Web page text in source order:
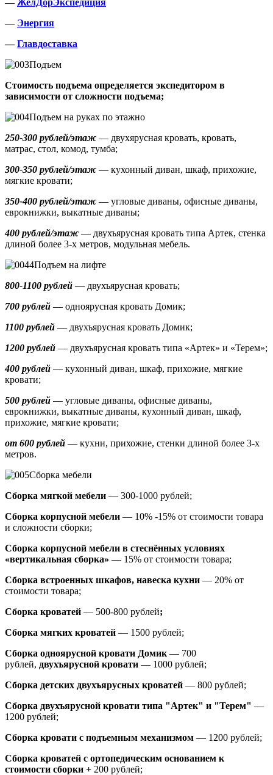
— Энергия
—Главдоставка
Подъем
Стоимость подъема определяется экспедитором в
зависимости от сложности подъема;
Подъем на руках по этажно
250-300 рублей/этаж — двухярусная кровать, кровать,
матрас, стол, комод, тумба;
300-350 рублей/этаж — кухонный диван, шкаф, прихожие,
мягкие кровати;
350-400 рублей/этаж — угловые диваны, офисные диваны,
еврокнижки, выкатные диваны;
400 рублей/этаж — двухъярусная кровать типа Артек, стенка
длиной более 3-х метров, модульная мебель.
Подъем на лифте
800-1100 рублей — двухъярусная кровать;
700 рублей — одноярусная кровать Домик;
1100 рублей — двухъярусная кровать Домик;
1200 рублей — двухъярусная кровать типа «Артек» и «Терем»;
400 рублей — кухонный диван, шкаф, прихожие, мягкие
кровати;
500 рублей — угловые диваны, офисные диваны,
еврокнижки, выкатные диваны, кухонный диван, шкаф,
прихожие, мягкие кровати;
от 600 рублей — кухни, прихожие, стенки длиной более 3-х
метров.
Сборка мебели
Сборка мягкой мебели — 300-1000 рублей;
Сборка корпусной мебели — 10% -15% от стоимости товара
и сложности сборки;
Сборка корпусной мебели в стеснённых условиях
«вертикальная сборка» — 15% от стоимости товара;
Сборка встроенных шкафов, навеска кухни — 20% от
стоимости товара;
Сборка кроватей — 500-800 рублей;
Сборка мягких кроватей — 1500 рублей;
Сборка одноярусной кровати Домик — 700
рублей, двухъярусной кровати — 1000 рублей;
Сборка детских двухъярусных кроватей — 800 рублей;
Сборка двухъярусной кровати типа "Артек" и "Терем" —
1200 рублей;
Сборка кровати с подъемным механизмом — 1200 рублей;
Сборка кроватей с ортопедическим основанием к
стоимости сборки + 200 рублей;